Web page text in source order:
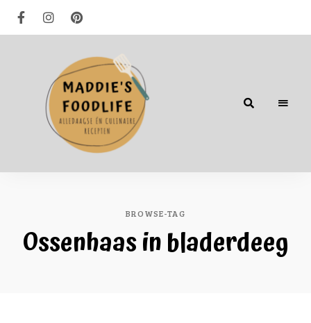
Alledaagse
BROWSE-TAG
Ossenhaas in bladerdeeg